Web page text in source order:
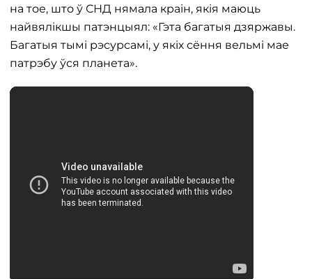
на тое, што ў СНД нямала краін, якія маюць
найвялікшы патэнцыял: «Гэта багатыя дзяржавы.
Багатыя тымі рэсурсамі, у якіх сёння вельмі мае
патрэбу ўся планета».